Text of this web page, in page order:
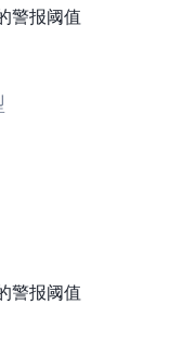
警报阈值
警报阈值